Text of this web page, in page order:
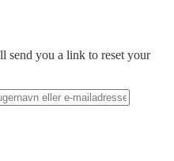
send you a link to reset your